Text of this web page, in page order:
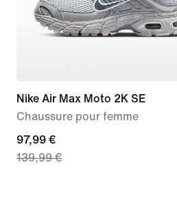
Nike Air Max Moto 2K SE
Chaussure pour femme
current
price
97,99 €
139,99 €